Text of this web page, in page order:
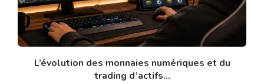
L’évolution des monnaies numériques et du
trading d’actifs...